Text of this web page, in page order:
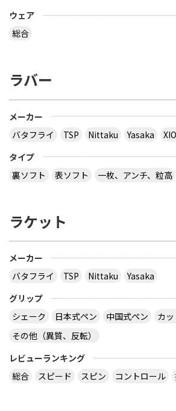
ウェア
総合
ラバー
メーカー
バタフライ
TSP Nittaku Yasaka
タイプ
裏ソフト
表ソフト 一枚、アンチ、粒高
ラケット
メーカー
バタフライ
TSP Nittaku
Yasaka
グリップ
シェーク
日本式ペン 中国式ペン
カ
その他（異質、反転）
レビューランキング
総合
スピード スピン コントロール